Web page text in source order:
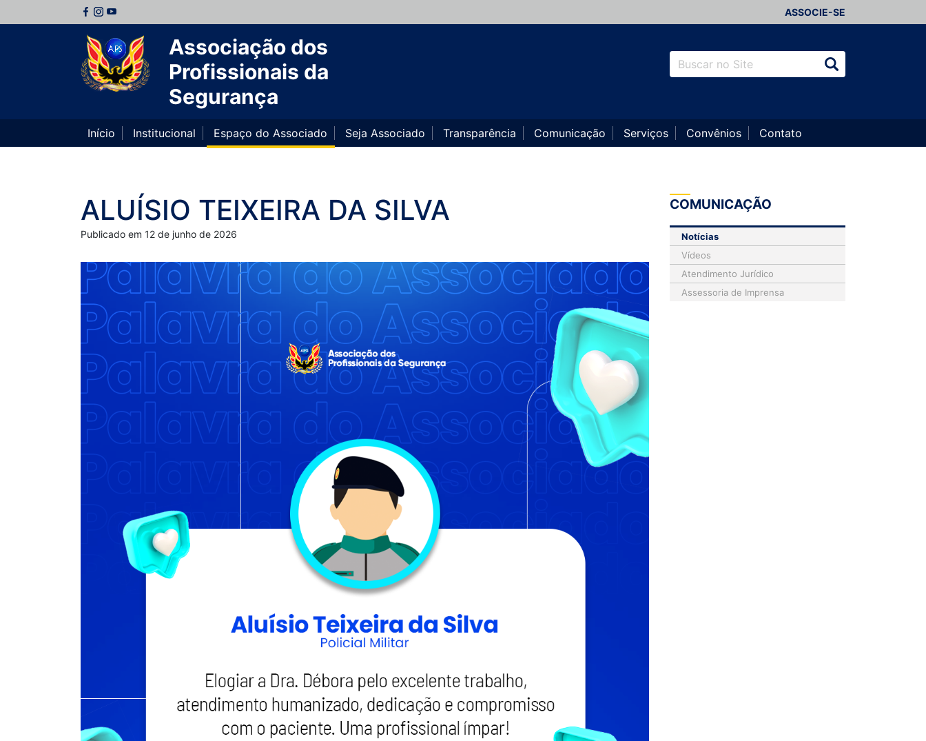
ASSOCIE-SE
Associação dos
Profissionais da
Segurança
Início Institucional Espaço do Associado Seja Associado Transparência Comunicação Serviços Convênios Contato
ALUÍSIO TEIXEIRA DA SILVA
Publicado em 12 de junho de 2026
COMUNICAÇÃO
Notícias
Vídeos
Atendimento Jurídico
Assessoria de Imprensa